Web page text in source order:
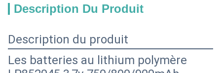
Description Du Produit
Description du produit
Les batteries au lithium polymère